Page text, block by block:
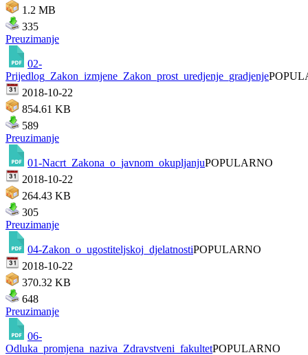
1.2 MB
335
Preuzimanje
02-
Prijedlog_Zakon_izmjene_Zakon_prost_uredjenje_gradjenje
2018-10-22
854.61 KB
589
Preuzimanje
01-Nacrt_Zakona_o_javnom_okupljanjuPOPULARNO
2018-10-22
264.43 KB
305
Preuzimanje
04-Zakon_o_ugostiteljskoj_djelatnostiPOPULARNO
2018-10-22
370.32 KB
648
Preuzimanje
06-
Odluka_promjena_naziva_Zdravstveni_fakultetPOPULARNO